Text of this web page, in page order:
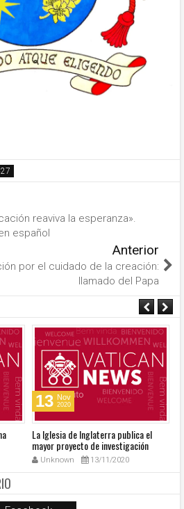
reaviva la esperanza».
español
Anterior
por el cuidado de la creación:
llamado del Papa
13 Nov
2020
La Iglesia de Inglaterra publica el
mayor proyecto de investigación
sobre sexualidad
Unknown 13/11/2020